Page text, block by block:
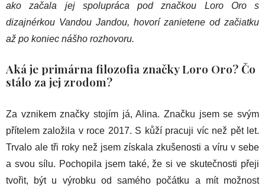
ako začala jej spolupráca pod značkou Loro Oro s
dizajnérkou Vandou Jandou, hovorí zanietene od začiatku
až po koniec nášho rozhovoru.
Aká je primárna filozofia značky Loro Oro? Čo
stálo za jej zrodom?
Za vznikem značky stojím já, Alina. Značku jsem se svým
přítelem založila v roce 2017. S kůží pracuji víc než pět let.
Trvalo ale tři roky než jsem získala zkušenosti a víru v sebe
a svou sílu. Pochopila jsem také, že si ve skutečnosti přeji
tvořit, být u výrobku od samého počátku a mít možnost